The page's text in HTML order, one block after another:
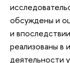
обсуждены и
и
реализованы в
деятельности